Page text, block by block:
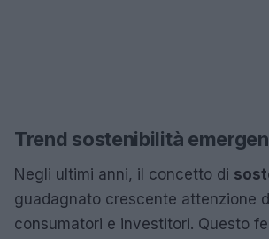
Trend sostenibilità
Negli ultimi anni, il concetto di
guadagnato crescente attenzione
consumatori e investitori. Questo